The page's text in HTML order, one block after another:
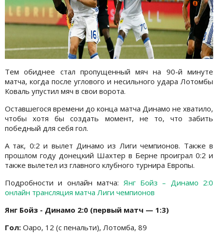
Тем обиднее стал пропущенный мяч на 90-й минуте
матча, когда после углового и несильного удара Лотомбы
Коваль упустил мяч в свои ворота.
Оставшегося времени до конца матча Динамо не хватило,
чтобы хотя бы создать момент, не то, что забить
победный для себя гол.
А так, 0:2 и вылет Динамо из Лиги чемпионов. Также в
прошлом году донецкий Шахтер в Берне проиграл 0:2 и
также вылетел из главного клубного турнира Европы.
Подробности и онлайн матча: Янг Бойз – Динамо 2:0
онлайн трансляция матча Лиги чемпионов
Янг Бойз - Динамо 2:0 (первый матч — 1:3)
Гол: Оаро, 12 (с пенальти), Лотомба, 89